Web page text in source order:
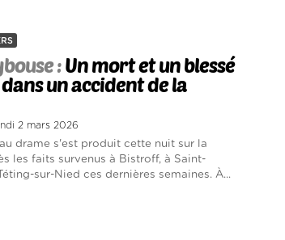
:Un mort et un blessé
un accident de la
2 mars 2026
drame s'est produit cette nuit sur la
les faits survenus à Bistroff, à Saint-
sur-Nied ces dernières semaines. À...